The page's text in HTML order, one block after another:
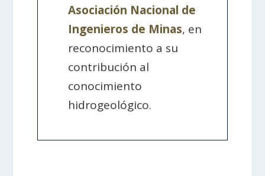
Asociación Nacional de
Ingenieros de Minas, en
reconocimiento a su
contribución al
conocimiento
hidrogeológico.